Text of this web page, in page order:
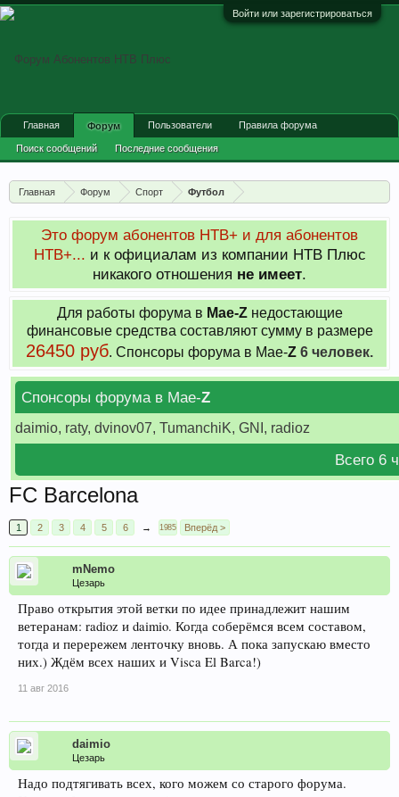
Войти или зарегистрироваться
Главная Форум Спорт Футбол
Это форум абонентов НТВ+ и для абонентов
НТВ+... и к официалам из компании НТВ Плюс
никакого отношения не имеет.
Для работы форума в Мае-Zнедостающие
финансовые средства составляют сумму в размере
26450 руб. Cпонсоры форума в Мае-Z 6 человек.
Спонсоры форума в Мае-Z
daimio, raty, dvinov07, TumanchiK, GNI, radioz
Всего 6
FC Barcelona
1 2 3 4 5 6 → 1985 Вперёд >
mNemo
Цезарь
Право открытия этой ветки по идее принадлежит нашим
ветеранам: radioz и daimio. Когда соберёмся всем составом,
тогда и перережем ленточку вновь. А пока запускаю вместо
них.) Ждём всех наших и Visca El Barca!)
11 авг 2016
daimio
Цезарь
Надо подтягивать всех, кого можем со старого форума.
Главная Форум
Поиск сообщений Последние сообщения
Пользователи Правила форума